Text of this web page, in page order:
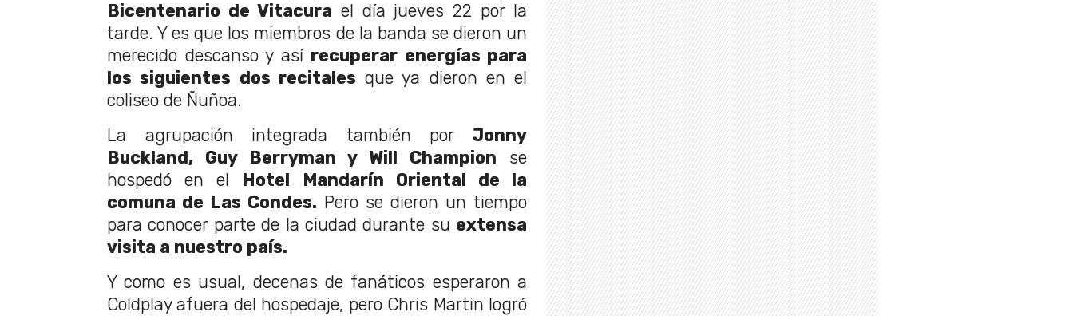
Bicentenario de Vitacura el día jueves 22 por la
tarde. Y es que los miembros de la banda se dieron un
merecido descanso y así recuperar energías para
los siguientes dos recitales que ya dieron en el
coliseo de Ñuñoa.
La agrupación integrada también por Jonny
Buckland, Guy Berryman y Will Champion se
hospedó en el Hotel Mandarín Oriental de la
comuna de Las Condes. Pero se dieron un tiempo
para conocer parte de la ciudad durante su extensa
visita a nuestro país.
Y como es usual, decenas de fanáticos esperaron a
Coldplay afuera del hospedaje, pero Chris Martin logró